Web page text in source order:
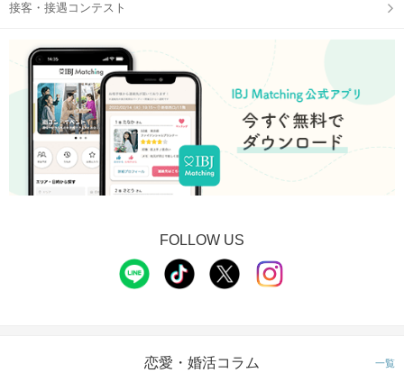
接客・接遇コンテスト
FOLLOW US
恋愛・婚活コラム 一覧